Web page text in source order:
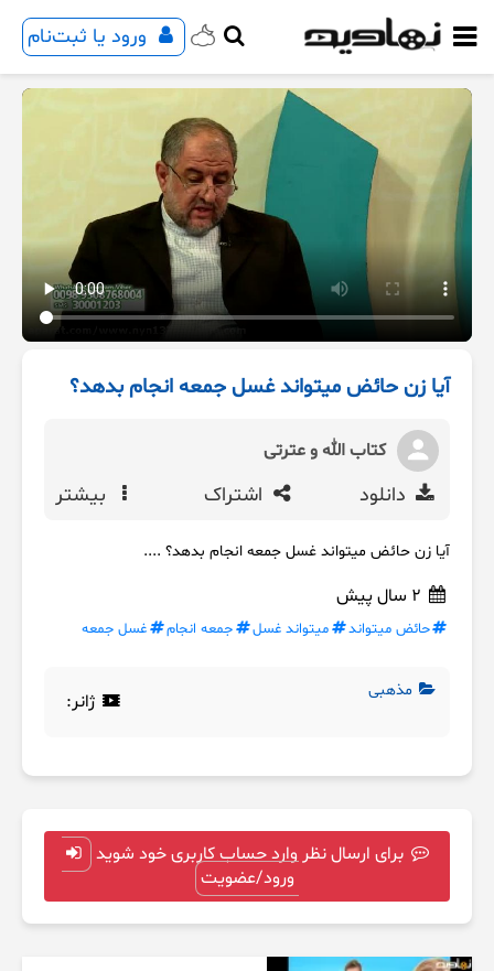
ورود یا ثبت‌نام
آیا زن حائض میتواند غسل جمعه انجام بدهد؟
کتاب الله و عترتی
دانلود اشتراک بیشتر
آیا زن حائض میتواند غسل جمعه انجام بدهد؟ ....
حائض میتواند میتواند غسل جمعه انجام غسل جمعه
مذهبی ژانر:
برای ارسال نظر وارد حساب کاربری خود شوید
ورود/عضویت